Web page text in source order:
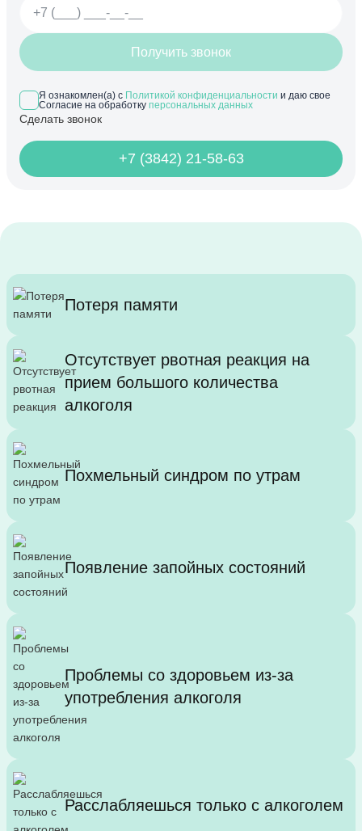
Получить звонок
Я ознакомлен(а) с Политикой конфиденциальности и даю свое
Согласие на обработку персональных данных
Сделать звонок
+7 (3842) 21-58-63
Потеря памяти
Отсутствует рвотная реакция на
прием большого количества
алкоголя
Похмельный синдром по утрам
Появление запойных состояний
Проблемы со здоровьем из-за
употребления алкоголя
Расслабляешься только с алкоголем